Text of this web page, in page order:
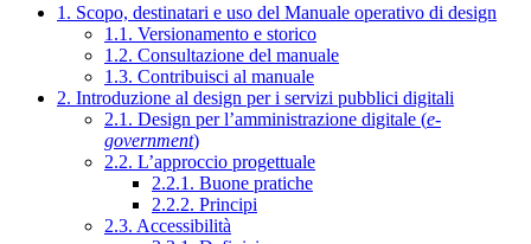
1. Scopo, destinatari e uso del Manuale operativo di design
1.1. Versionamento e storico
1.2. Consultazione del manuale
1.3. Contribuisci al manuale
2. Introduzione al design per i servizi pubblici digitali
2.1. Design per l’amministrazione digitale (e-
government)
2.2. L’approccio progettuale
2.2.1. Buone pratiche
2.2.2. Principi
2.3. Accessibilità